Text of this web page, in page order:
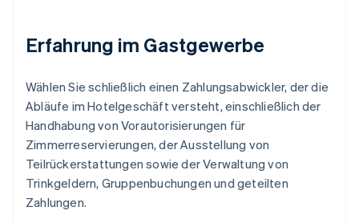
Erfahrung im Gastgewerbe
Wählen Sie schließlich einen Zahlungsabwickler, der die
Abläufe im Hotelgeschäft versteht, einschließlich der
Handhabung von Vorautorisierungen für
Zimmerreservierungen, der Ausstellung von
Teilrückerstattungen sowie der Verwaltung von
Trinkgeldern, Gruppenbuchungen und geteilten
Zahlungen.